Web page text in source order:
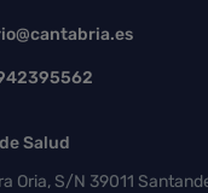
Salud
Oria, S/N 39011